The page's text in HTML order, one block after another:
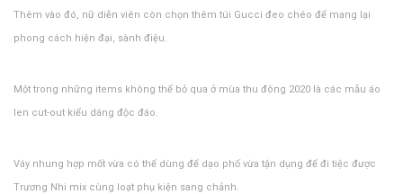
Thêm vào đó, nữ diễn viên còn chọn thêm túi Gucci đeo chéo để mang lại
phong cách hiện đại, sành điệu.
Một trong những items không thể bỏ qua ở mùa thu đông 2020 là các mẫu áo
len cut-out kiểu dáng độc đáo.
Váy nhung hợp mốt vừa có thể dùng để dạo phố vừa tận dụng để đi tiệc được
Trương Nhi mix cùng loạt phụ kiện sang chảnh.